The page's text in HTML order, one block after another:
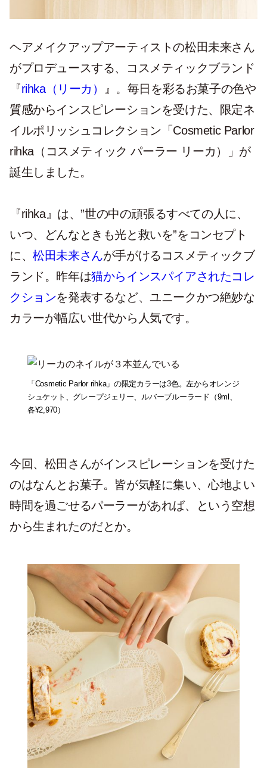
ヘアメイクアップアーティストの松田未来さん
がプロデュースする、コスメティックブランド
『rihka（リーカ）
』。毎日を彩るお菓子の色や
質感からインスピレーションを受けた、限定ネ
イルポリッシュコレクション「Cosmetic Parlor
rihka（コスメティック パーラー リーカ）」が
誕生しました。
『rihka』は、”世の中の頑張るすべての人に、
いつ、どんなときも光と救いを”をコンセプト
に、松田未来さんが手がけるコスメティックブ
ランド。昨年は猫からインスパイアされたコレ
クションを発表するなど、ユニークかつ絶妙な
カラーが幅広い世代から人気です。
「Cosmetic Parlor rihka」の限定カラーは3色。左からオレンジ
シュケット、グレープジェリー、ルバーブルーラード（9ml、
各¥2,970）
今回、松田さんがインスピレーションを受けた
のはなんとお菓子。皆が気軽に集い、心地よい
時間を過ごせるパーラーがあれば、という空想
から生まれたのだとか。